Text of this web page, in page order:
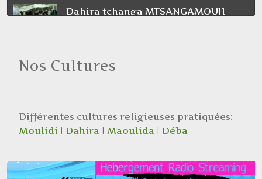
Dahira tchanga MTSANGAMOUJI
MAANROUF
Lavigie) 2005
MOULIDI TCHANGA MTSANGAMOUJI
Nos Cultures
Différentes cultures religieuses pratiquées:
Moulidi | Dahira | Maoulida | Déba